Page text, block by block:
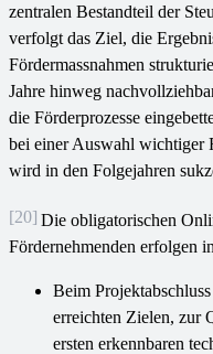
zentralen Bestandteil der
verfolgt das Ziel, die
Fördermassnahmen
Jahre hinweg
die Förderprozesse
bei einer Auswahl wichtiger
wird in den Folgejahren
[20] Die obligatorischen
Fördernehmenden erfolgen
Beim
erreichten Zielen, zur
ersten erkennbaren